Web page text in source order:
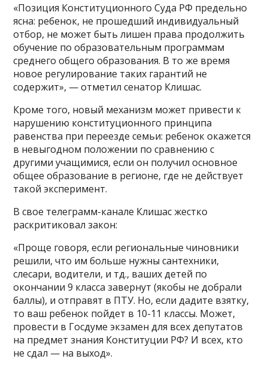
«Позиция Конституционного Суда РФ предельно
ясна: ребенок, не прошедший индивидуальный
отбор, не может быть лишен права продолжить
обучение по образовательным программам
среднего общего образования. В то же время
новое регулирование таких гарантий не
содержит», — отметил сенатор Клишас.
Кроме того, новый механизм может привести к
нарушению конституционного принципа
равенства при переезде семьи: ребенок окажется
в невыгодном положении по сравнению с
другими учащимися, если он получил основное
общее образование в регионе, где не действует
такой эксперимент.
В свое телеграмм-канале Клишас жестко
раскритиковал закон:
«Проще говоря, если региональные чиновники
решили, что им больше нужны сантехники,
слесари, водители, и тд., ваших детей по
окончании 9 класса завернут (якобы не добрали
баллы), и отправят в ПТУ. Но, если дадите взятку,
то ваш ребенок пойдет в 10-11 классы. Может,
провести в Госдуме экзамен для всех депутатов
на предмет знания Конституции РФ? И всех, кто
не сдал — на выход».